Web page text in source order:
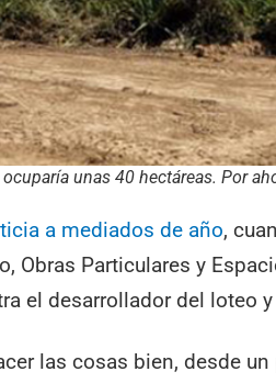
unas 40 hectáreas. Por
a mediados de año,
Obras Particulares y
el desarrollador del loteo
las cosas bien, desde